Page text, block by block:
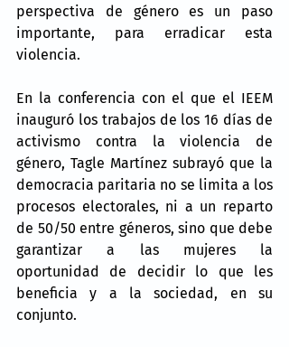
perspectiva de género es un paso
importante, para erradicar esta
violencia.
En la conferencia con el que el IEEM
inauguró los trabajos de los 16 días de
activismo contra la violencia de
género, Tagle Martínez subrayó que la
democracia paritaria no se limita a los
procesos electorales, ni a un reparto
de 50/50 entre géneros, sino que debe
garantizar a las mujeres la
oportunidad de decidir lo que les
beneficia y a la sociedad, en su
conjunto.